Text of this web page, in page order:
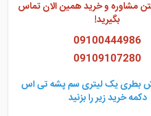
مشاوره و خرید همین الان تماس
بگیرید!
09100444986
بطری یک لیتری سم پشه تی اس
دکمه خرید زیر را بزنید